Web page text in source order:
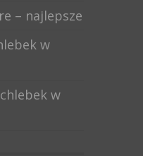
– najlepsze
w
w